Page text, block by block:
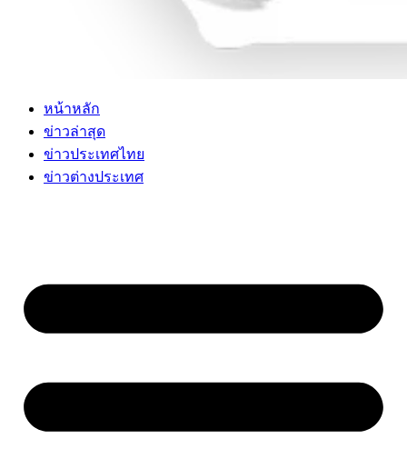
หน้าหลัก
ข่าวล่าสุด
ข่าวประเทศไทย
ข่าวต่างประเทศ